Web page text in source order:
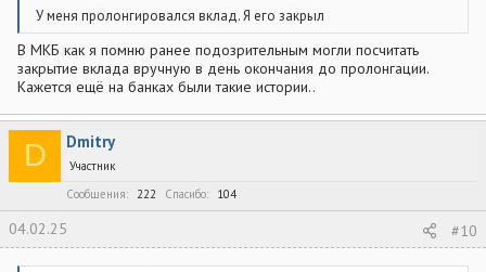
У меня пролонгировался вклад. Я его закрыл
В МКБ как я помню ранее подозрительным могли посчитать
закрытие вклада вручную в день окончания до пролонгации.
Кажется ещё на банках были такие истории..
D Dmitry
Участник
Сообщения
222 Спасибо 104
04.02.25 #10